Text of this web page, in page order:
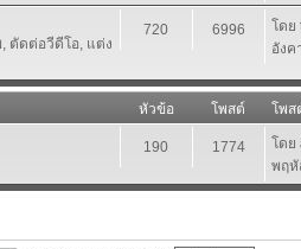
ตัดต่อวีดีโอ, แต่ง
720 6996 โดย
อังค
หัวข้อ โพสต์
โพส
190 1774 โดย
พฤหั